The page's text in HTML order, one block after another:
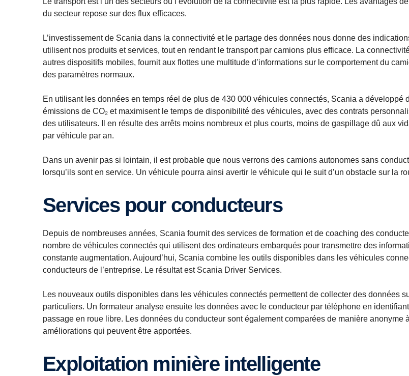
du secteur repose sur des flux efficaces.
L’investissement de Scania dans la connectivité et le partage des données nous donne des
utilisent nos produits et services, tout en rendant le transport par camions plus efficace. La
autres dispositifs mobiles, fournit aux flottes une multitude d’informations sur le comportement du
des paramètres normaux.
En utilisant les données en temps réel de plus de 430 000 véhicules connectés, Scania a
émissions de CO₂ et maximisent le temps de disponibilité des véhicules, avec des contrats
des utilisateurs. Il en résulte des arrêts moins nombreux et plus courts, moins de gaspillage dû aux
par véhicule par an.
Dans un avenir pas si lointain, il est probable que nous verrons des camions autonomes sans
lorsqu’ils sont en service. Un véhicule pourra ainsi avertir le véhicule qui le suit d’un obstacle sur la
Services pour conducteurs
Depuis de nombreuses années, Scania fournit des services de formation et de coaching des
nombre de véhicules connectés qui utilisent des ordinateurs embarqués pour transmettre des
constante augmentation. Aujourd’hui, Scania combine les outils disponibles dans les véhicules
conducteurs de l’entreprise. Le résultat est Scania Driver Services.
Les nouveaux outils disponibles dans les véhicules connectés permettent de collecter des données
particuliers. Un formateur analyse ensuite les données avec le conducteur par téléphone en
passage en roue libre. Les données du conducteur sont également comparées de manière anonyme
améliorations qui peuvent être apportées.
Exploitation minière intelligente